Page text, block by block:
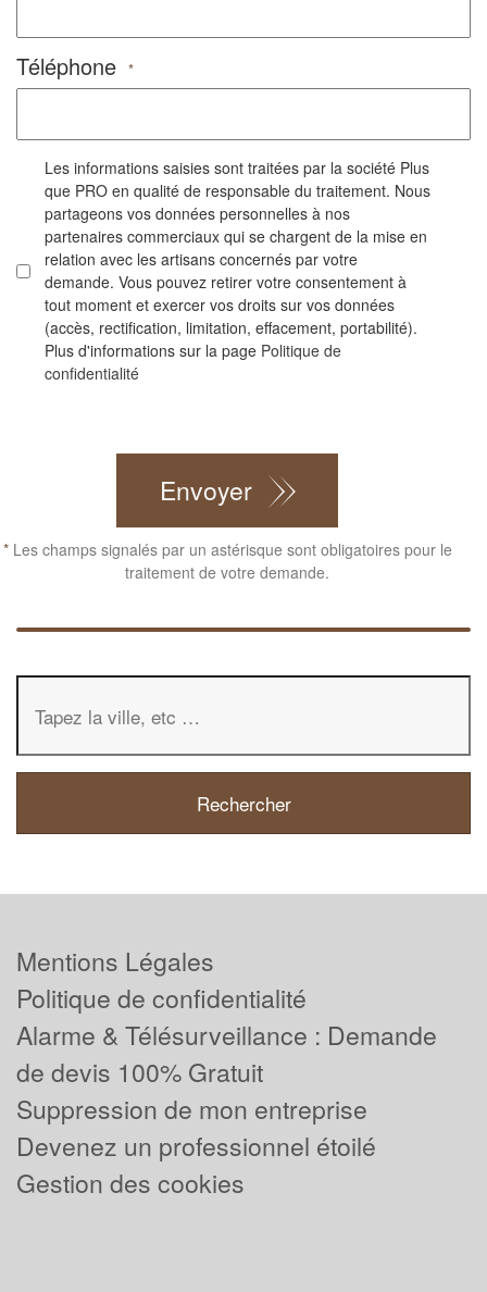
Téléphone *
Les informations saisies sont traitées par la société Plus
que PRO en qualité de responsable du traitement. Nous
partageons vos données personnelles à nos
partenaires commerciaux qui se chargent de la mise en
relation avec les artisans concernés par votre
demande. Vous pouvez retirer votre consentement à
tout moment et exercer vos droits sur vos données
(accès, rectification, limitation, effacement, portabilité).
Plus d'informations sur la page Politique de
confidentialité
Envoyer
*Les champs signalés par un astérisque sont obligatoires pour le
traitement de votre demande.
Mentions Légales
Politique de confidentialité
Alarme & Télésurveillance : Demande
de devis 100% Gratuit
Suppression de mon entreprise
Devenez un professionnel étoilé
Gestion des cookies